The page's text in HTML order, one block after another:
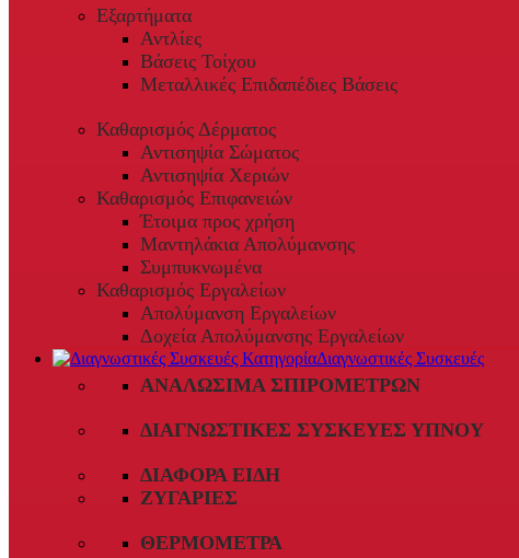
Εξαρτήματα
Αντλίες
Βάσεις Τοίχου
Μεταλλικές Επιδαπέδιες Βάσεις
Καθαρισμός Δέρματος
Αντισηψία Σώματος
Αντισηψία Χεριών
Καθαρισμός Επιφανειών
Έτοιμα προς χρήση
Μαντηλάκια Απολύμανσης
Συμπυκνωμένα
Καθαρισμός Εργαλείων
Απολύμανση Εργαλείων
Δοχεία Απολύμανσης Εργαλείων
Διαγνωστικές Συσκευές
ΑΝΑΛΏΣΙΜΑ ΣΠΙΡΟΜΈΤΡΩΝ
ΔΙΑΓΝΩΣΤΙΚΈΣ ΣΥΣΚΕΥΈΣ ΎΠΝΟΥ
ΔΙΆΦΟΡΑ ΕΊΔΗ
ΖΥΓΑΡΙΈΣ
ΘΕΡΜΌΜΕΤΡΑ